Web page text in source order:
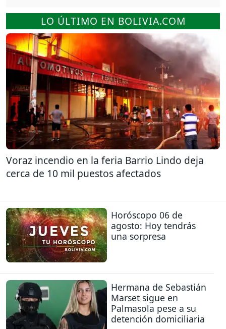
LO ÚLTIMO EN BOLIVIA.COM
Voraz incendio en la feria Barrio Lindo deja
cerca de 10 mil puestos afectados
Horóscopo 06 de
agosto: Hoy tendrás
una sorpresa
Hermana de Sebastián
Marset sigue en
Palmasola pese a su
detención domiciliaria